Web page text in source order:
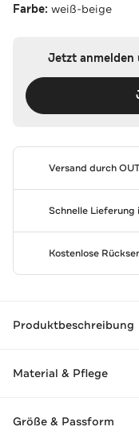
Farbe: weiß-beige
Jetzt anmelden
Versand durch
Schnelle Lieferung
Kostenlose
Produktbeschreibung
Material & Pflege
Größe & Passform